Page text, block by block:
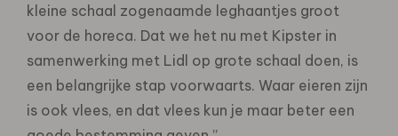
kleine schaal zogenaamde leghaantjes groot
voor de horeca. Dat we het nu met Kipster in
samenwerking met Lidl op grote schaal doen, is
een belangrijke stap voorwaarts. Waar eieren zijn
is ook vlees, en dat vlees kun je maar beter een